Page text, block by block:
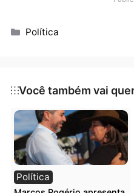
A reunião reuniu
rondonienses.
Categorias
Política